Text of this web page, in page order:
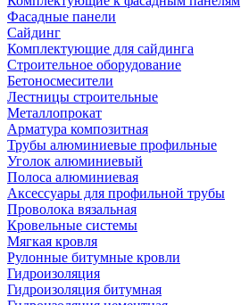
Фасадные панели
Сайдинг
Комплектующие для сайдинга
Строительное оборудование
Бетоносмесители
Лестницы строительные
Металлопрокат
Арматура композитная
Трубы алюминиевые профильные
Уголок алюминиевый
Полоса алюминиевая
Аксессуары для профильной трубы
Проволока вязальная
Кровельные системы
Мягкая кровля
Рулонные битумные кровли
Гидроизоляция
Гидроизоляция битумная